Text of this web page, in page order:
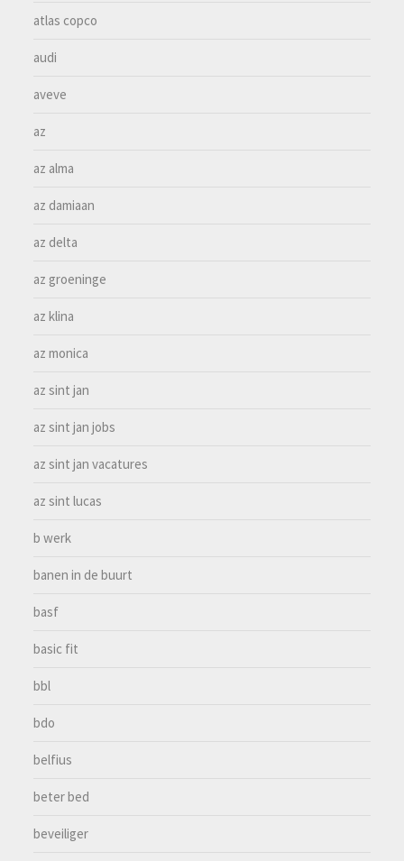
atlas copco
audi
aveve
az
az alma
az damiaan
az delta
az groeninge
az klina
az monica
az sint jan
az sint jan jobs
az sint jan vacatures
az sint lucas
b werk
banen in de buurt
basf
basic fit
bbl
bdo
belfius
beter bed
beveiliger